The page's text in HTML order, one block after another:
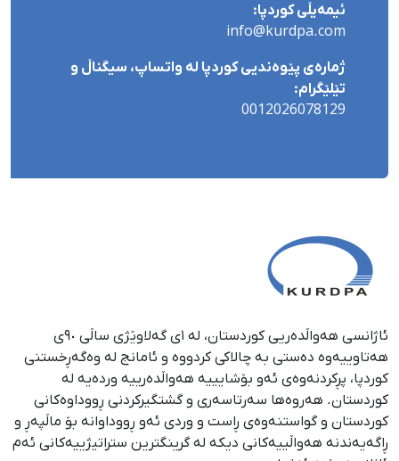
ئیمەیڵی کوردپا:
info@kurdpa.com
ژمارەی پێوەندیی کوردپا لە واتساپ، سیگناڵ و
تێلێگرام:
0012026078129
ئاژانسی هەواڵدەریی کوردستان، لە ١ی گەلاوێژی ساڵی ٩٠ی
هەتاوییەوە دەستی بە چالاکی کردووە و ئامانج لە وەگەڕخستنی
كوردپا، پڕكردنەوەی ئەو بۆشایییە هەواڵدەرییە وردەیە لە
كوردستان. هەروەها سەرتاسەری و گشتگیركردنی ڕووداوەكانی
كوردستان و گواستنەوەی ڕاست و وردی ئەو ڕووداوانە بۆ ماڵپەڕ و
ڕاگەیەندنە هەواڵییەكانی دیكە لە گرینگترین ستراتیژییەكانی ئەم